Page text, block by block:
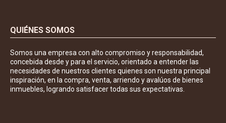
QUIÉNES SOMOS
Somos una empresa con alto compromiso y responsabilidad,
concebida desde y para el servicio, orientado a entender las
necesidades de nuestros clientes quienes son nuestra principal
inspiración, en la compra, venta, arriendo y avalúos de bienes
inmuebles, logrando satisfacer todas sus expectativas.